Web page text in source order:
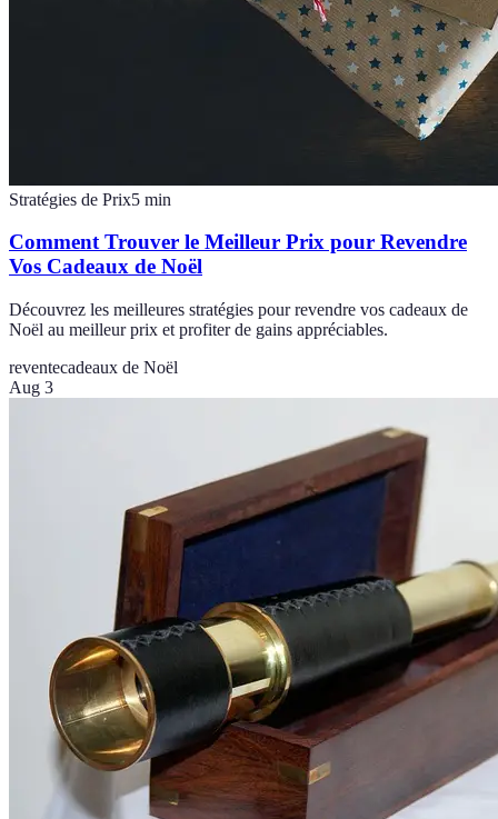
Stratégies de Prix5 min
Comment Trouver le Meilleur Prix pour Revendre
Vos Cadeaux de Noël
Découvrez les meilleures stratégies pour revendre vos cadeaux de
Noël au meilleur prix et profiter de gains appréciables.
reventecadeaux de Noël
Aug 3